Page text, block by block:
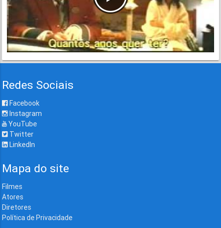
Redes Sociais
Facebook
Instagram
YouTube
Twitter
LinkedIn
Mapa do site
Filmes
Atores
Diretores
Política de Privacidade